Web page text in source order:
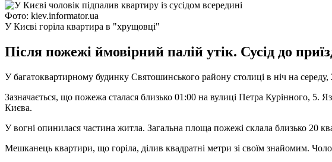
Фото: kiev.informator.ua
У Києві горіла квартира в "хрущовці"
Після пожежі ймовірний палій утік. Сусід до
У багатоквартирному будинку Святошинського району столиці в ніч на
Зазначається, що пожежа сталася близько 01:00 на вулиці Петра Курінного,
Києва.
У вогні опинилася частина житла. Загальна площа пожежі склала близько 20
Мешканець квартири, що горіла, ділив квадратні метри зі своїм знайомим.